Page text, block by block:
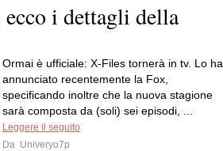
i dettagli della
Ormai è ufficiale: X-Files tornerà in tv. Lo ha
annunciato recentemente la Fox,
specificando inoltre che la nuova stagione
sarà composta da (soli) sei episodi, ...
Leggere il seguito
Da Univeryo7p